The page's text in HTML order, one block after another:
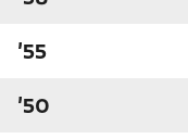
'55
'50